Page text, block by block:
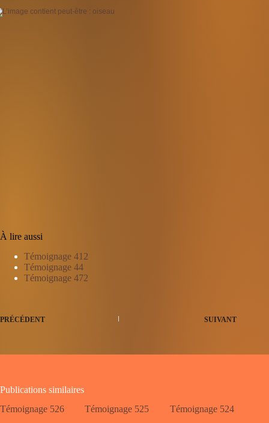
À lire aussi
Témoignage 412
Témoignage 44
Témoignage 472
PRÉCÉDENT SUIVANT
Publications similaires
Témoignage 526
Témoignage 525
Témoignage 524